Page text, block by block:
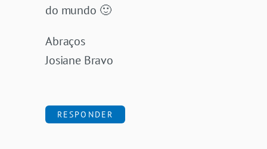
do mundo 🙂
Abraços
Josiane Bravo
RESPONDER